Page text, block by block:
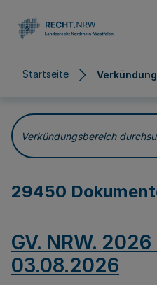
Startseite
Verkündungsbereich
29450
GV. NRW.
03.08.2026